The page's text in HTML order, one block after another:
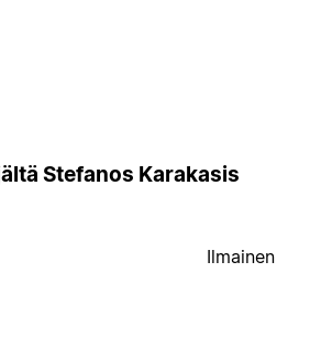
Stefanos Karakasis
Ilmainen